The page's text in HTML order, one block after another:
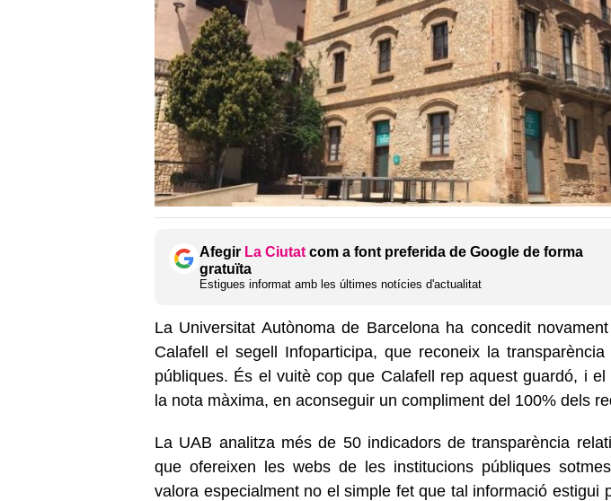
Afegir La Ciutat com a font preferida de Google de forma
gratuïta
Estigues informat amb les últimes notícies d'actualitat
La Universitat Autònoma de Barcelona ha concedit
Calafell el segell Infoparticipa, que reconeix la
públiques. És el vuitè cop que Calafell rep aquest guardó, i
la nota màxima, en aconseguir un compliment del 100% dels
La UAB analitza més de 50 indicadors de transparència
que ofereixen les webs de les institucions públiques
valora especialment no el simple fet que tal informació estigui